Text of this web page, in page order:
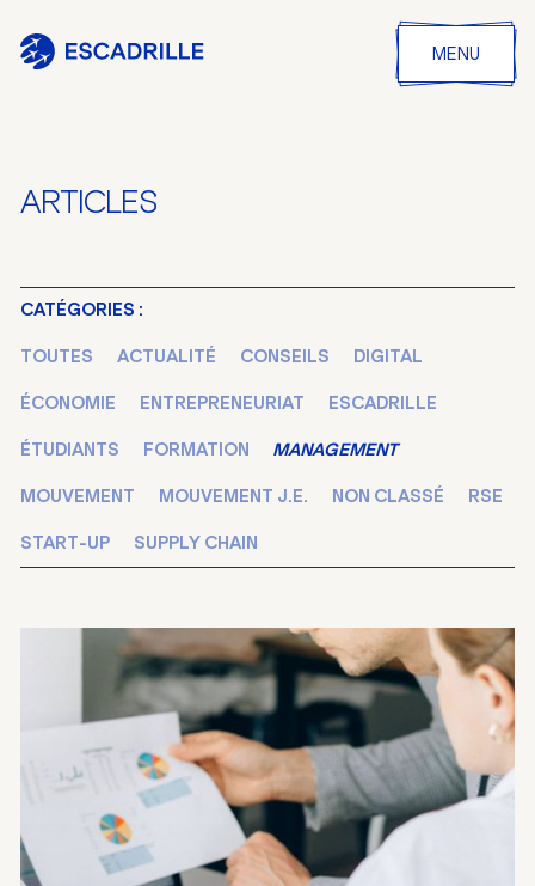
MENU
ARTICLES
CATÉGORIES :
TOUTES ACTUALITÉ CONSEILS DIGITAL
ÉCONOMIE ENTREPRENEURIAT ESCADRILLE
ÉTUDIANTS FORMATION MANAGEMENT
MOUVEMENT MOUVEMENT J.E. NON CLASSÉ RSE
START-UP SUPPLY CHAIN